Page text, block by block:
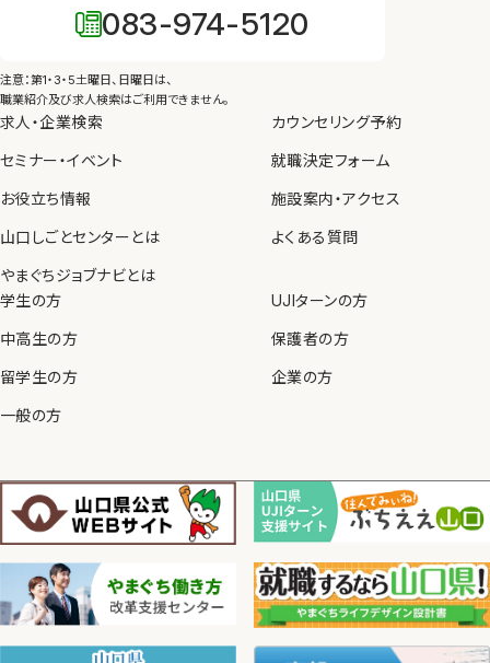
083-974-5120
注意：第1・3・5土曜日、日曜日は、
職業紹介及び求人検索はご利用できません。
求人・企業検索
セミナー・イベント
お役立ち情報
山口しごとセンターとは
やまぐちジョブナビとは
カウンセリング予約
就職決定フォーム
施設案内・アクセス
よくある質問
学生の方
中高生の方
留学生の方
一般の方
UJIターンの方
保護者の方
企業の方